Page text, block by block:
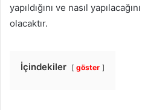
yapıldığını ve nasıl
olacaktır.
İçindekiler göster